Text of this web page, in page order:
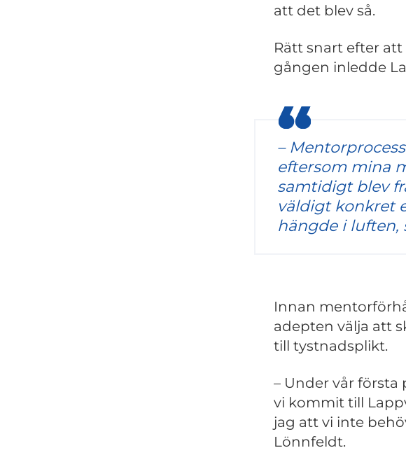
att det blev så.
Rätt snart efter
gången inledde
–
eftersom mina
samtidigt blev
väldigt konkret
hängde i luften,
Innan
adepten välja att
till tystnadsplikt.
– Under vår första
vi kommit till
jag att vi inte
Lönnfeldt.